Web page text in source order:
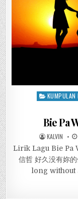
Posted
KUMPULAN
Bie Pa
KALVIN
Lirik Lagu Bie Pa
信哲 好久没有妳
long without